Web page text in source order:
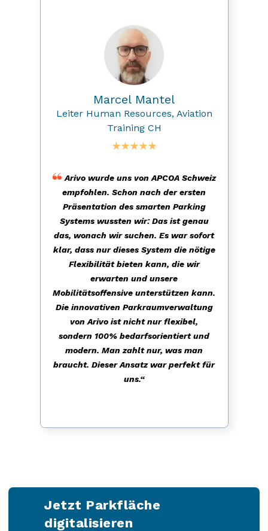
Marcel Mantel
Leiter Human Resources, Aviation
Training CH
Arivo wurde uns von APCOA Schweiz
empfohlen. Schon nach der ersten
Präsentation des smarten Parking
Systems wussten wir: Das ist genau
das, wonach wir suchen. Es war sofort
klar, dass nur dieses System die nötige
Flexibilität bieten kann, die wir
erwarten und unsere
Mobilitätsoffensive unterstützen kann.
Die innovativen Parkraumverwaltung
von Arivo ist nicht nur flexibel,
sondern 100% bedarfsorientiert und
modern. Man zahlt nur, was man
braucht. Dieser Ansatz war perfekt für
uns.“
Jetzt Parkfläche
digitalisieren